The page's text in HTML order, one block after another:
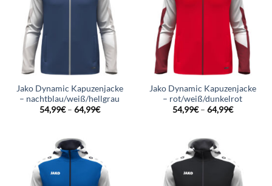
Jako Dynamic Kapuzenjacke
– nachtblau/weiß/hellgrau
54,99€– 64,99€
Jako Dynamic Kapuzenjacke
– rot/weiß/dunkelrot
54,99€– 64,99€